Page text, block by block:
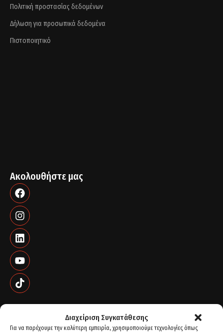
Διαχείριση Συγκατάθεσης
Για να παρέχουμε την καλύτερη εμπειρία, χρησιμοποιούμε τεχνολογίες όπως
Πολιτική προστασίας δεδομένων
Δήλωση για προσωπικά δεδομένα
Πιστοποιητικό
Ακολουθήστε μας